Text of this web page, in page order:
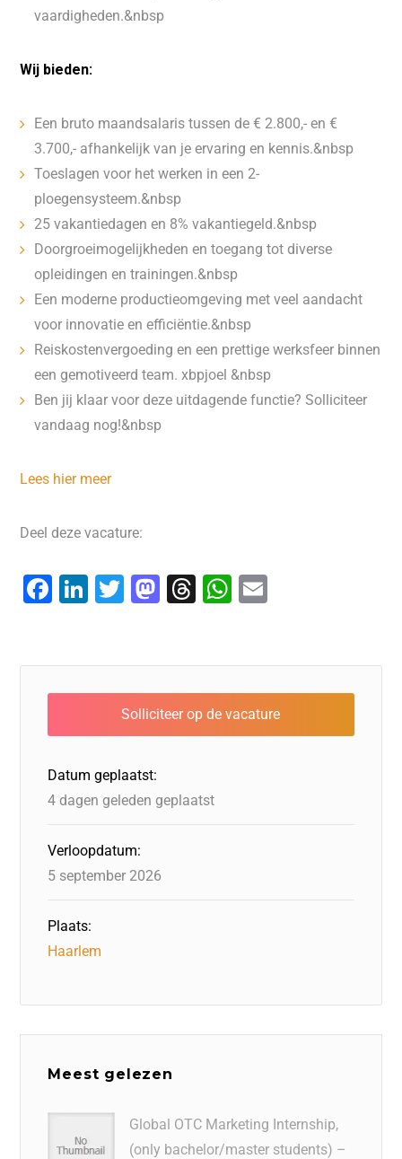
vaardigheden.&nbsp
Wij bieden:
Een bruto maandsalaris tussen de € 2.800,- en €
3.700,- afhankelijk van je ervaring en kennis.&nbsp
Toeslagen voor het werken in een 2-
ploegensysteem.&nbsp
25 vakantiedagen en 8% vakantiegeld.&nbsp
Doorgroeimogelijkheden en toegang tot diverse
opleidingen en trainingen.&nbsp
Een moderne productieomgeving met veel aandacht
voor innovatie en efficiëntie.&nbsp
Reiskostenvergoeding en een prettige werksfeer binnen
een gemotiveerd team. xbpjoel &nbsp
Ben jij klaar voor deze uitdagende functie? Solliciteer
vandaag nog!&nbsp
Lees hier meer
Deel deze vacature:
F
e
b
o
o
k
Li
e
dI
n
T
er
M
o
d
o
T
a
d
s
W
s
A
p
l
Datum geplaatst:
4 dagen geleden geplaatst
Verloopdatum:
5 september 2026
Plaats:
Haarlem
Meest gelezen
Global OTC Marketing Internship,
(only bachelor/master students) –